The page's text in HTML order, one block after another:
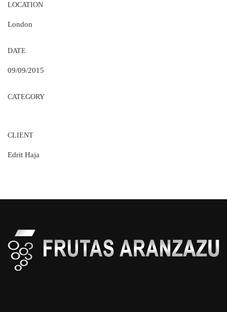
LOCATION
London
DATE
09/09/2015
CATEGORY
CLIENT
Edrit Haja